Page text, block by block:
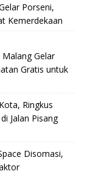
Porseni,
Kemerdekaan
Gelar
Gratis untuk
Ringkus
Jalan Pisang
Disomasi,